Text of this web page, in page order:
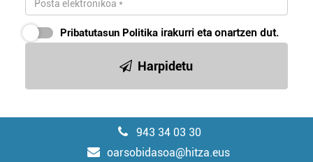
Pribatutasun Politika irakurri eta onartzen dut.
Harpidetu
943 34 03 30
oarsobidasoa@hitza.eus